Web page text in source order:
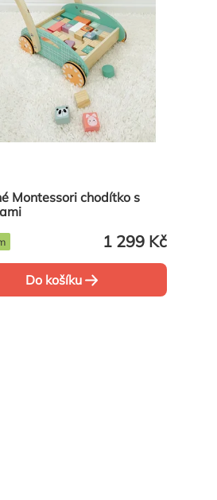
Montessori chodítko s
1 299 Kč
Do košíku